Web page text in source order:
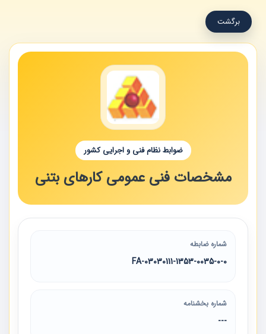
برگشت
ضوابط نظام فنی و اجرایی کشور
مشخصات فنی عمومی کارهای بتنی
شماره ضابطه
03030111-1353-0035-0-0-FA
شماره بخشنامه
---